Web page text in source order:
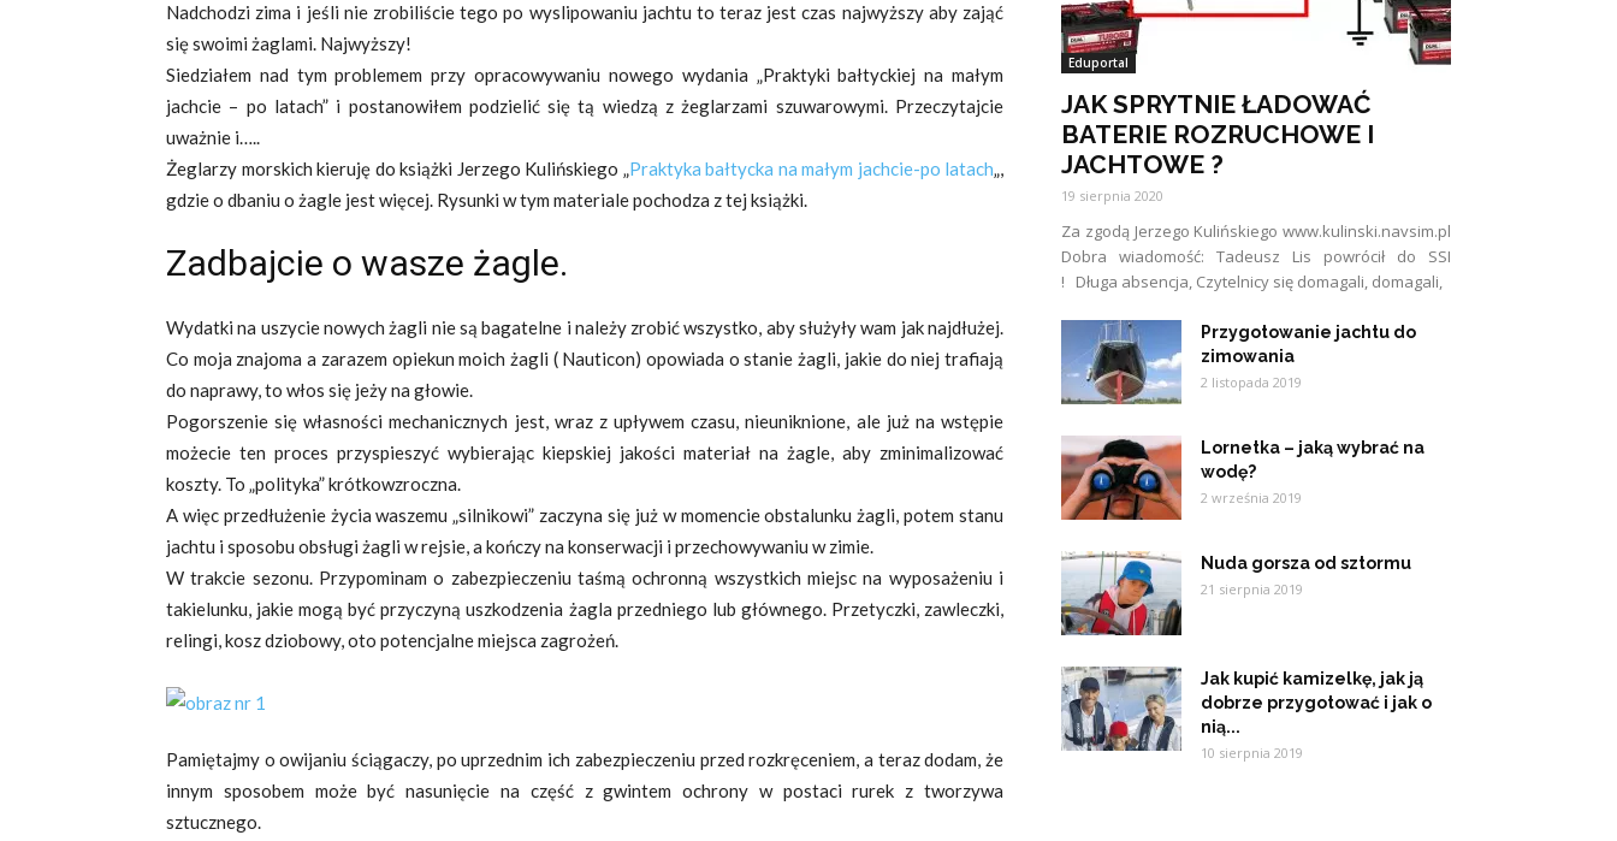
Nadchodzi zima i jeśli nie zrobiliście tego po wyslipowaniu jachtu to teraz jest czas najwyższy aby zająć
się swoimi żaglami. Najwyższy!
Siedziałem nad tym problemem przy opracowywaniu nowego wydania „Praktyki bałtyckiej na małym
jachcie – po latach” i postanowiłem podzielić się tą wiedzą z żeglarzami szuwarowymi. Przeczytajcie
uważnie i…..
Żeglarzy morskich kieruję do książki Jerzego Kulińskiego „Praktyka bałtycka na małym jachcie-po latach„,
gdzie o dbaniu o żagle jest więcej. Rysunki w tym materiale pochodza z tej książki.
Zadbajcie o wasze żagle.
Wydatki na uszycie nowych żagli nie są bagatelne i należy zrobić wszystko, aby służyły wam jak najdłużej.
Co moja znajoma a zarazem opiekun moich żagli ( Nauticon) opowiada o stanie żagli, jakie do niej trafiają
do naprawy, to włos się jeży na głowie.
Pogorszenie się własności mechanicznych jest, wraz z upływem czasu, nieuniknione, ale już na wstępie
możecie ten proces przyspieszyć wybierając kiepskiej jakości materiał na żagle, aby zminimalizować
koszty. To „polityka” krótkowzroczna.
A więc przedłużenie życia waszemu „silnikowi” zaczyna się już w momencie obstalunku żagli, potem stanu
jachtu i sposobu obsługi żagli w rejsie, a kończy na konserwacji i przechowywaniu w zimie.
W trakcie sezonu. Przypominam o zabezpieczeniu taśmą ochronną wszystkich miejsc na wyposażeniu i
takielunku, jakie mogą być przyczyną uszkodzenia żagla przedniego lub głównego. Przetyczki, zawleczki,
relingi, kosz dziobowy, oto potencjalne miejsca zagrożeń.
Pamiętajmy o owijaniu ściągaczy, po uprzednim ich zabezpieczeniu przed rozkręceniem, a teraz dodam, że
innym sposobem może być nasunięcie na część z gwintem ochrony w postaci rurek z tworzywa
sztucznego.
Eduportal
JAK SPRYTNIE ŁADOWAĆ
BATERIE ROZRUCHOWE I
JACHTOWE ?
19 sierpnia 2020
Za zgodą Jerzego Kulińskiego www.kulinski.navsim.pl
Dobra wiadomość: Tadeusz Lis powrócił do SSI
! Długa absencja, Czytelnicy się domagali, domagali,
Przygotowanie jachtu do
zimowania
2 listopada 2019
Lornetka – jaką wybrać na
wodę?
2 września 2019
Nuda gorsza od sztormu
21 sierpnia 2019
Jak kupić kamizelkę, jak ją
dobrze przygotować i jak o
nią...
10 sierpnia 2019